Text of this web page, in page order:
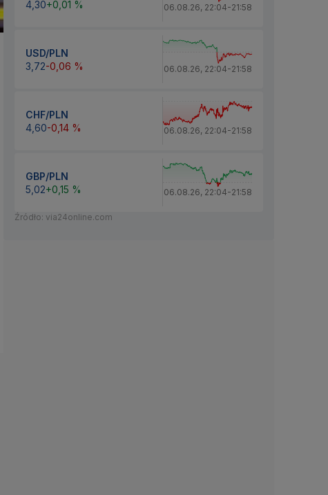
4,30+0,01 % 06.08.26, 22:04-21:58
USD/PLN
3,72-0,06 % 06.08.26, 22:04-21:58
CHF/PLN
4,60-0,14 % 06.08.26, 22:04-21:58
GBP/PLN
5,02+0,15 % 06.08.26, 22:04-21:58
Źródło: via24online.com